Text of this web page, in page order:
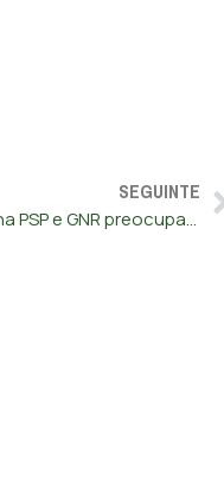
SEGUINTE
“Preconceito” quanto à saúde mental na PSP e GNR preocupa inspeção-geral